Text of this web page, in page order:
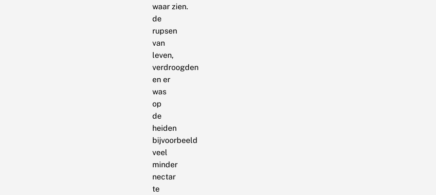
waar
de
rupsen
van
leven,
verdroogden
en er
was
op
de
heiden
bijvoorbeeld
veel
minder
nectar
te
zien.